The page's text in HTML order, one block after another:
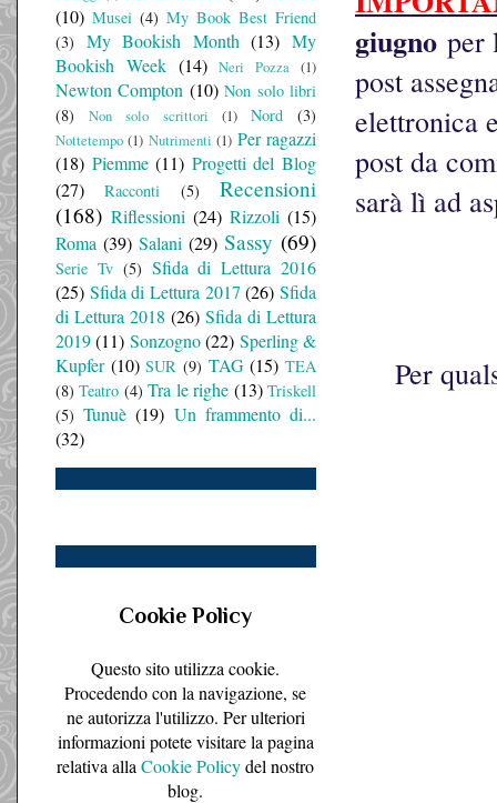
giugno per
post
elettronica
post da
sarà lì ad
Per
(10) Musei (4) My Book Best Friend
(3)
My Bookish Month (13) My
Bookish Week (14) Neri Pozza (1)
Newton Compton (10) Non solo libri
(8)
Non solo scrittori (1) Nord (3)
Nottetempo (1) Nutrimenti (1) Per ragazzi
(18) Piemme (11) Progetti del Blog
(27)
Racconti (5)
Recensioni
(168) Riflessioni (24) Rizzoli (15)
Roma (39) Salani (29) Sassy (69)
Serie Tv (5) Sfida di Lettura 2016
(25) Sfida di Lettura 2017 (26) Sfida
di Lettura 2018 (26) Sfida di Lettura
2019 (11) Sonzogno (22) Sperling &
Kupfer (10) SUR (9) TAG (15) TEA
(8) Teatro (4) Tra le righe (13) Triskell
(5) Tunuè (19) Un frammento di...
(32)
Cookie Policy
Questo sito utilizza cookie.
Procedendo con la navigazione, se
ne autorizza l'utilizzo. Per ulteriori
informazioni potete visitare la pagina
relativa allaCookie Policydel nostro
blog.